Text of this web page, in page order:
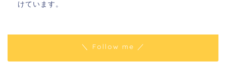
けています。
＼ Follow me ／